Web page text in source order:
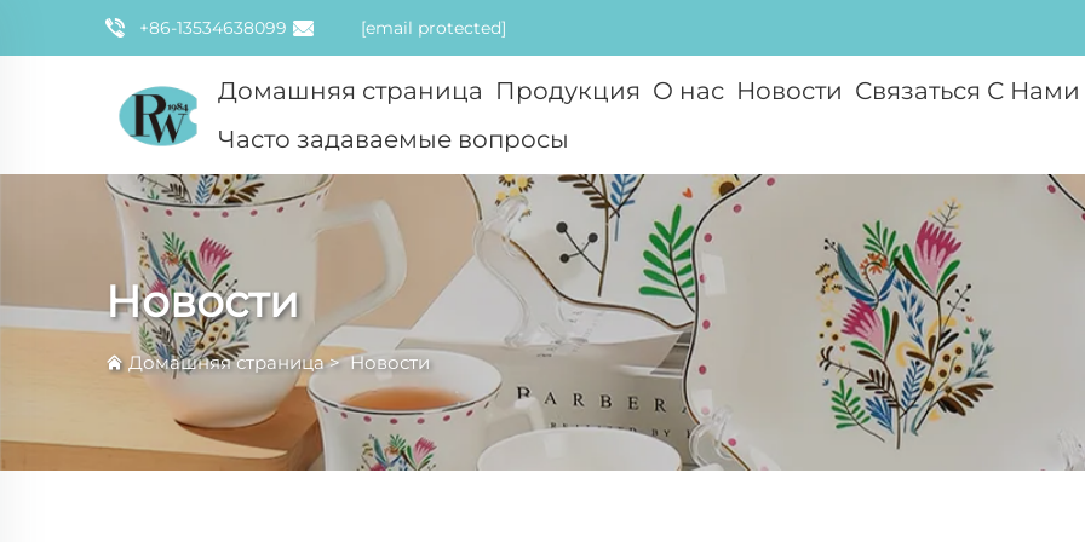
+86-13534638099 [email protected]
Домашняя страница Продукция О нас Новости Связаться С Нами
Часто задаваемые вопросы
Новости
Домашняя страница>Новости